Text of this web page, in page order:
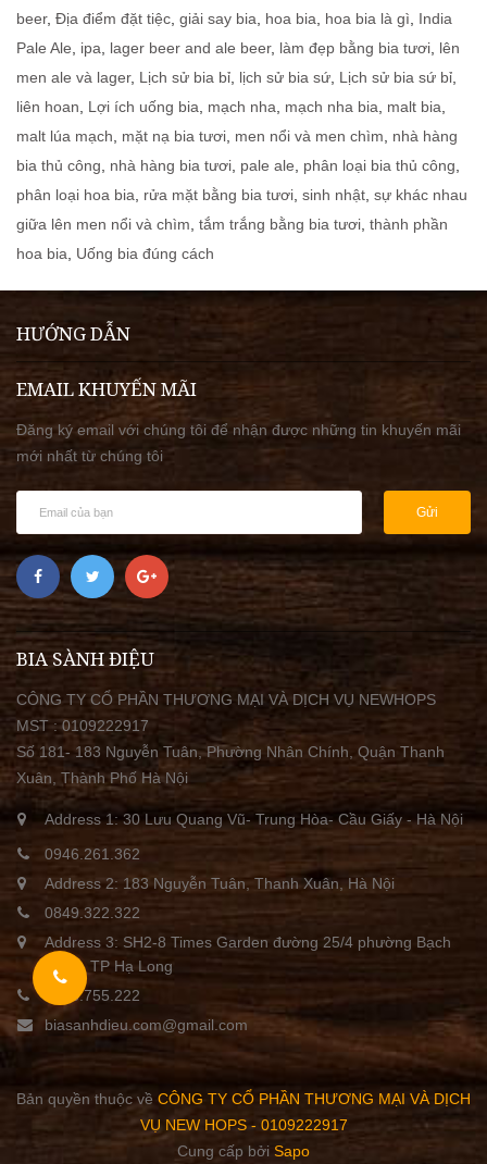
beer, Địa điểm đặt tiệc giải say bia hoa bia hoa bia là gì
India
Pale Ale
ipa lager beer and ale beer, làm đẹp bằng bia tươi lên
men ale và lager, Lịch sử bia bỉ lịch sử bia sứ Lịch sử bia sứ bỉ
liên hoan
Lợi ích uống bia mạch nha mạch nha bia malt bia
malt lúa mạch
mặt nạ bia tươi men nổi và men chìm
nhà hàng
bia thủ công
nhà hàng bia tươi pale ale phân loại bia thủ công
phân loại hoa bia
rửa mặt bằng bia tươi sinh nhật sự khác nhau
giữa lên men nổi và chìm tắm trắng bằng bia tươi thành phần
hoa bia
Uống bia đúng cách
HƯỚNG DẪN
EMAIL KHUYẾN MÃI
Đăng ký email với chúng tôi để nhận được những tin khuyến mãi
mới nhất từ chúng tôi
Gửi
BIA SÀNH ĐIỆU
CÔNG TY CỔ PHẦN THƯƠNG MẠI VÀ DỊCH VỤ NEWHOPS
MST : 0109222917
Số 181- 183 Nguyễn Tuân, Phường Nhân Chính, Quận Thanh
Xuân, Thành Phố Hà Nội
Address 1: 30 Lưu Quang Vũ- Trung Hòa- Cầu Giấy - Hà Nội
0946.261.362
Address 2: 183 Nguyễn Tuân, Thanh Xuân, Hà Nội
0849.322.322
Address 3: SH2-8 Times Garden đường 25/4 phường Bạch
Đằng, TP Hạ Long
0855.755.222
biasanhdieu.com@gmail.com
Bản quyền thuộc về CÔNG TY CỔ PHẦN THƯƠNG MẠI VÀ DỊCH
VỤ NEW HOPS - 0109222917
Cung cấp bởi Sapo